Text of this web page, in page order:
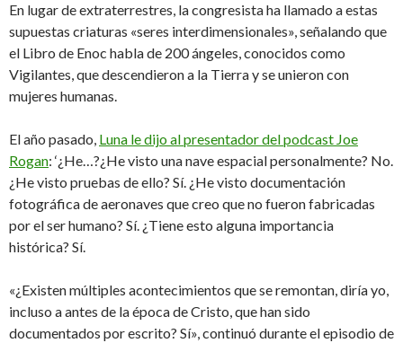
En lugar de extraterrestres, la congresista ha llamado a estas
supuestas criaturas «seres interdimensionales», señalando que
el Libro de Enoc habla de 200 ángeles, conocidos como
Vigilantes, que descendieron a la Tierra y se unieron con
mujeres humanas.
El año pasado, Luna le dijo al presentador del podcast Joe
Rogan: ‘¿He…?¿He visto una nave espacial personalmente? No.
¿He visto pruebas de ello? Sí. ¿He visto documentación
fotográfica de aeronaves que creo que no fueron fabricadas
por el ser humano? Sí. ¿Tiene esto alguna importancia
histórica? Sí.
«¿Existen múltiples acontecimientos que se remontan, diría yo,
incluso a antes de la época de Cristo, que han sido
documentados por escrito? Sí», continuó durante el episodio de